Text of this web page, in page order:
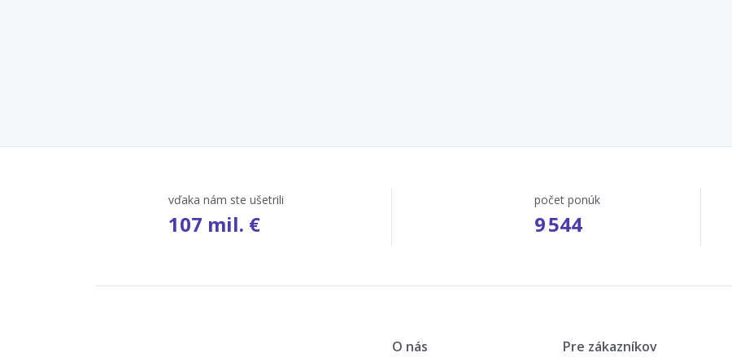
vďaka nám ste ušetrili
107 mil. €
počet ponúk
9 544
O nás Pre zákazníkov